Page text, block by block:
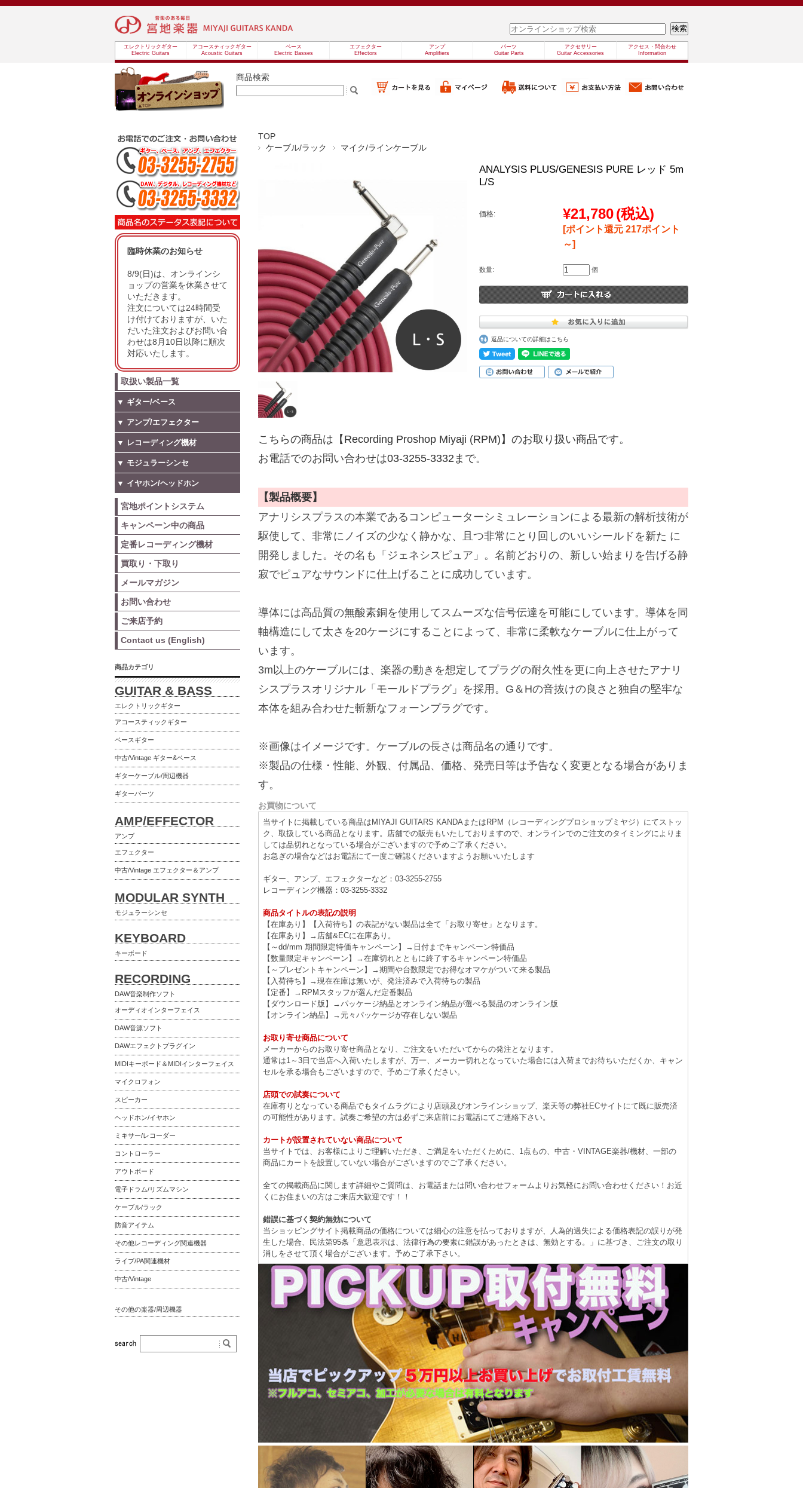
エレクトリックギター
Electric Guitars
アコースティックギター
Acoustic Guitars
ベース
Electric Basses
エフェクター
Effectors
アンプ
Amplifiers
パーツ
Guitar Parts
アクセサリー
Guitar Accessories
アクセス・問合わせ
Information
商品検索
TOP
ケーブル/ラック
マイク/ラインケーブル
ANALYSIS PLUS/GENESIS PURE レッド 5m
L/S
価格: ¥21,780(税込)
[ポイント還元 217ポイント
～]
数量: 個
返品についての詳細はこちら
こちらの商品は【Recording Proshop Miyaji (RPM)】のお取り扱い商品です。
お電話でのお問い合わせは03-3255-3332まで。
【製品概要】
アナリシスプラスの本業であるコンピューターシミュレーションによる最新の解析技術が
駆使して、非常にノイズの少なく静かな、且つ非常にとり回しのいいシールドを新た に
開発しました。その名も「ジェネシスピュア」。名前どおりの、新しい始まりを告げる静
寂でピュアなサウンドに仕上げることに成功しています。
導体には高品質の無酸素銅を使用してスムーズな信号伝達を可能にしています。導体を同
軸構造にして太さを20ケージにすることによって、非常に柔軟なケーブルに仕上がって
います。
3m以上のケーブルには、楽器の動きを想定してプラグの耐久性を更に向上させたアナリ
シスプラスオリジナル「モールドプラグ」を採用。G＆Hの音抜けの良さと独自の堅牢な
本体を組み合わせた斬新なフォーンプラグです。
※画像はイメージです。ケーブルの長さは商品名の通りです。
※製品の仕様・性能、外観、付属品、価格、発売日等は予告なく変更となる場合がありま
す。
お買物について
当サイトに掲載している商品はMIYAJI GUITARS KANDAまたはRPM（レコーディングプロショップミヤジ）にてストッ
ク、取扱している商品となります。店舗での販売もいたしておりますので、オンラインでのご注文のタイミングによりま
しては品切れとなっている場合がございますので予めご了承ください。
お急ぎの場合などはお電話にて一度ご確認くださいますようお願いいたします
ギター、アンプ、エフェクターなど：03-3255-2755
レコーディング機器：03-3255-3332
商品タイトルの表記の説明
【在庫あり】【入荷待ち】の表記がない製品は全て「お取り寄せ」となります。
【在庫あり】→店舗&ECに在庫あり。
【～dd/mm 期間限定特価キャンペーン】→日付までキャンペーン特価品
【数量限定キャンペーン】→在庫切れとともに終了するキャンペーン特価品
【～プレゼントキャンペーン】→期間や台数限定でお得なオマケがついて来る製品
【入荷待ち】→現在在庫は無いが、発注済みで入荷待ちの製品
【定番】→RPMスタッフが選んだ定番製品
【ダウンロード版】→パッケージ納品とオンライン納品が選べる製品のオンライン版
【オンライン納品】→元々パッケージが存在しない製品
お取り寄せ商品について
メーカーからのお取り寄せ商品となり、ご注文をいただいてからの発注となります。
通常は1～3日で当店へ入荷いたしますが、万一、メーカー切れとなっていた場合には入荷までお待ちいただくか、キャン
セルを承る場合もございますので、予めご了承ください。
店頭での試奏について
在庫有りとなっている商品でもタイムラグにより店頭及びオンラインショップ、楽天等の弊社ECサイトにて既に販売済
の可能性があります。試奏ご希望の方は必ずご来店前にお電話にてご連絡下さい。
カートが設置されていない商品について
当サイトでは、お客様によりご理解いただき、ご満足をいただくために、1点もの、中古・VINTAGE楽器/機材、一部の
商品にカートを設置していない場合がございますのでご了承ください。
全ての掲載商品に関します詳細やご質問は、お電話または問い合わせフォームよりお気軽にお問い合わせください！お近
くにお住まいの方はご来店大歓迎です！！
錯誤に基づく契約無効について
当ショッピングサイト掲載商品の価格については細心の注意を払っておりますが、人為的過失による価格表記の誤りが発
生した場合、民法第95条「意思表示は、法律行為の要素に錯誤があったときは、無効とする。」に基づき、ご注文の取り
消しをさせて頂く場合がございます。予めご了承下さい。
臨時休業のお知らせ
8/9(日)は、オンラインシ
ョップの営業を休業させて
いただきます。
注文については24時間受
け付けておりますが、いた
だいた注文およびお問い合
わせは8月10日以降に順次
対応いたします。
取扱い製品一覧
▼ ギター/ベース
▼ アンプ/エフェクター
▼ レコーディング機材
▼ モジュラーシンセ
▼ イヤホン/ヘッドホン
宮地ポイントシステム
キャンペーン中の商品
定番レコーディング機材
買取り・下取り
メールマガジン
お問い合わせ
ご来店予約
Contact us (English)
商品カテゴリ
GUITAR & BASS
エレクトリックギター
アコースティックギター
ベースギター
中古/Vintage ギター&ベース
ギターケーブル/周辺機器
ギターパーツ
AMP/EFFECTOR
アンプ
エフェクター
中古/Vintage エフェクター＆アンプ
MODULAR SYNTH
モジュラーシンセ
KEYBOARD
キーボード
RECORDING
DAW音楽制作ソフト
オーディオインターフェイス
DAW音源ソフト
DAWエフェクトプラグイン
MIDIキーボード＆MIDIインターフェイス
マイクロフォン
スピーカー
ヘッドホン/イヤホン
ミキサー/レコーダー
コントローラー
アウトボード
電子ドラム/リズムマシン
ケーブル/ラック
防音アイテム
その他レコーディング関連機器
ライブ/PA関連機材
中古/Vintage
その他の楽器/周辺機器